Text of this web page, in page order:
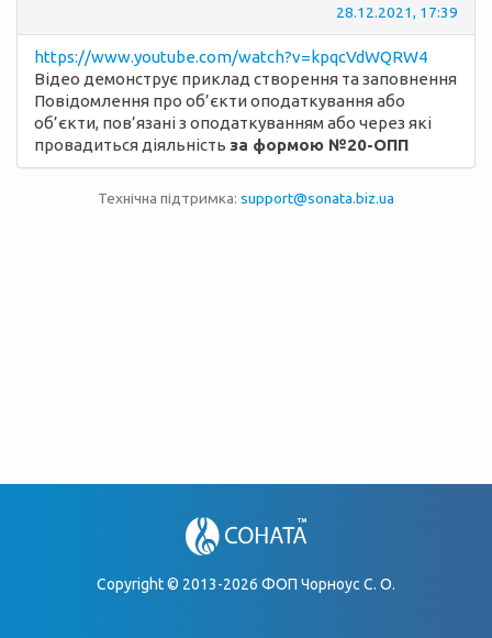
28.12.2021, 17:39
https://www.youtube.com/watch?v=kpqcVdWQRW4
Відео демонструє приклад створення та заповнення
Повідомлення про об’єкти оподаткування або
об’єкти, пов’язані з оподаткуванням або через які
провадиться діяльність за формою №20-ОПП
Технічна підтримка: support@sonata.biz.ua
Copyright © 2013-2026 ФОП Чорноус С. О.